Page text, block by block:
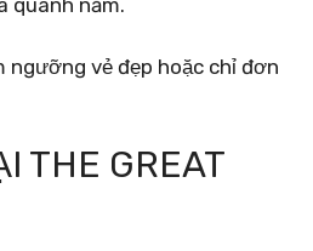
quanh năm.
vẻ đẹp hoặc chỉ đơn
THE GREAT